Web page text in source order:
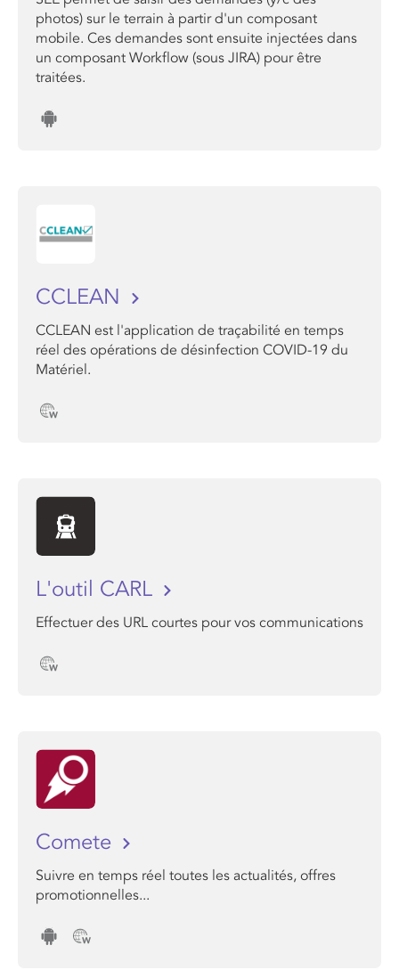
photos) sur le terrain à partir d'un composant
mobile. Ces demandes sont ensuite injectées dans
un composant Workflow (sous JIRA) pour être
traitées.
CCLEAN
CCLEAN est l'application de traçabilité en temps
réel des opérations de désinfection COVID-19 du
Matériel.
L'outil CARL
Effectuer des URL courtes pour vos communications
Comete
Suivre en temps réel toutes les actualités, offres
promotionnelles...